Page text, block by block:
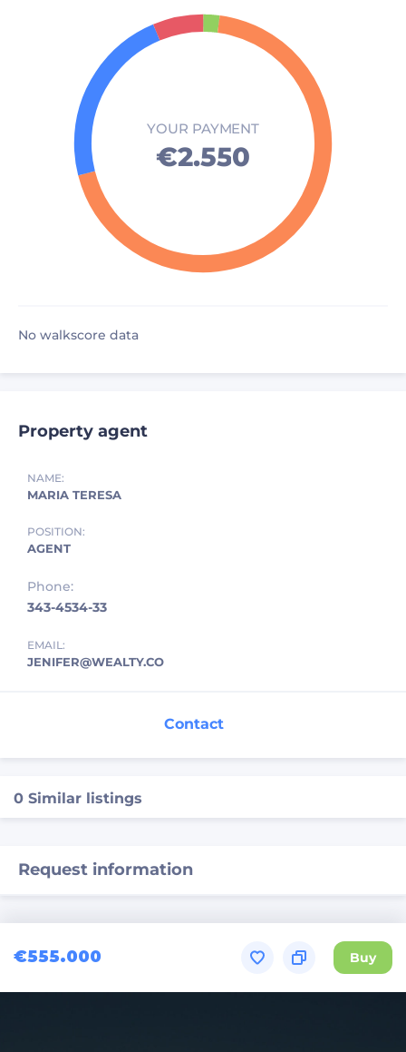
YOUR PAYMENT
€2.550
No walkscore data
Property agent
NAME:
MARIA TERESA
POSITION:
AGENT
Phone:
343-4534-33
EMAIL:
JENIFER@WEALTY.CO
Contact
0 Similar listings
Request information
€555.000 Buy